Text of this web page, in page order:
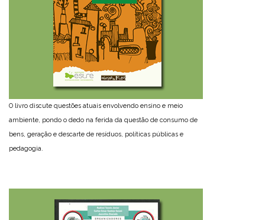
O livro discute questões atuais envolvendo ensino e meio
ambiente, pondo o dedo na ferida da questão de consumo de
bens, geração e descarte de resíduos, políticas públicas e
pedagogia.